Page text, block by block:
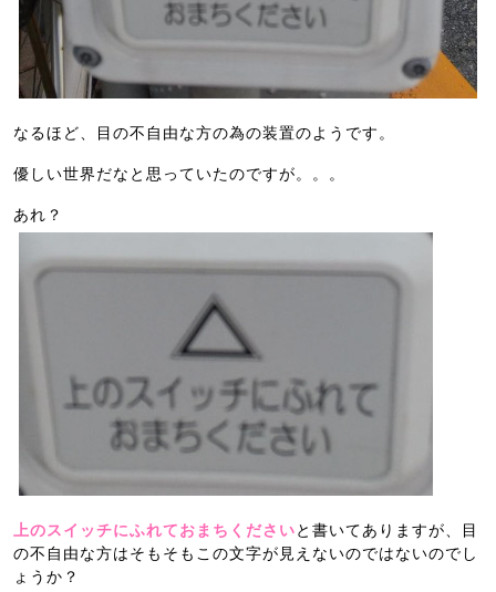
なるほど、目の不自由な方の為の装置のようです。
優しい世界だなと思っていたのですが。。。
あれ？
上のスイッチにふれておまちくださいと書いてありますが、目
の不自由な方はそもそもこの文字が見えないのではないのでし
ょうか？